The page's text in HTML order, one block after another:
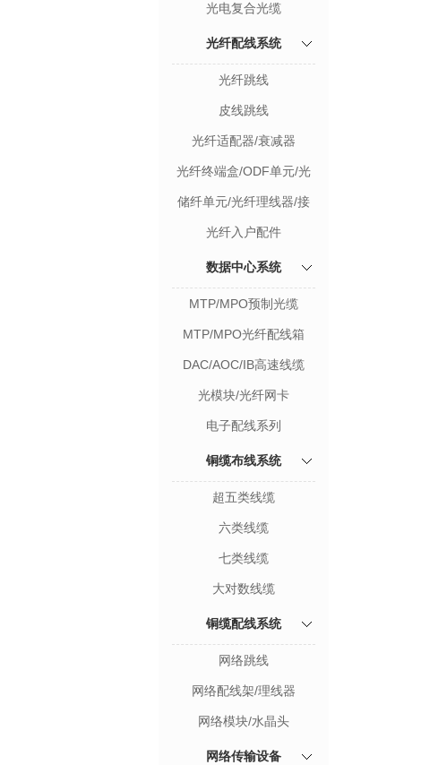
光电复合光缆
光纤配线系统
光纤跳线
皮线跳线
光纤适配器/衰减器
光纤终端盒/ODF单元/光
纤配线架
储纤单元/光纤理线器/接
续盒
光纤入户配件
数据中心系统
MTP/MPO预制光缆
MTP/MPO光纤配线箱
DAC/AOC/IB高速线缆
光模块/光纤网卡
电子配线系列
铜缆布线系统
超五类线缆
六类线缆
七类线缆
大对数线缆
铜缆配线系统
网络跳线
网络配线架/理线器
网络模块/水晶头
网络传输设备